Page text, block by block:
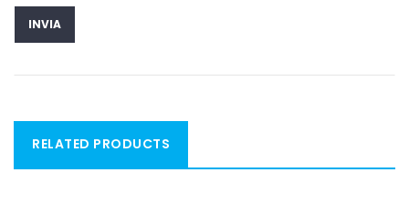
RELATED PRODUCTS